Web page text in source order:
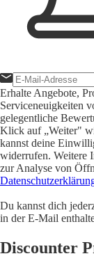
Erhalte Angebote,
Serviceneuigkeiten
gelegentliche
Klick auf „Weiter"
kannst deine
widerrufen. Weitere
zur Analyse von
Du kannst dich
in der E-Mail
Discounter